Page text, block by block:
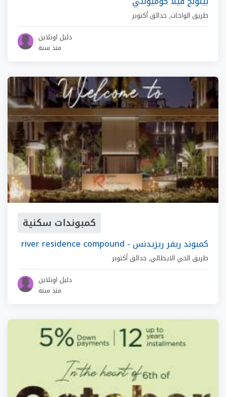
طريق الواحات, حدائق أكتوبر
دليل اونلاين
منذ سنة
كمبوندات سكنية
river residence compound - كمبوند ريفر ريزيدنس
طريق الحي الايطالي, حدائق أكتوبر
دليل اونلاين
منذ سنة